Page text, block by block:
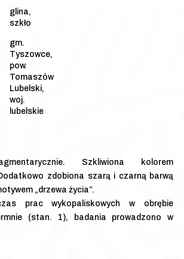
glina,
szkło
gm.
Tyszowce,
pow.
Tomaszów
Lubelski,
woj.
lubelskie
Szkliwiona kolorem
zdobiona szarą i czarną barwą
„drzewa życia”.
prac wykopaliskowych w obrębie
(stan. 1), badania prowadzono w